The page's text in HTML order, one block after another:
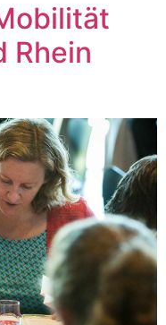
Rhein